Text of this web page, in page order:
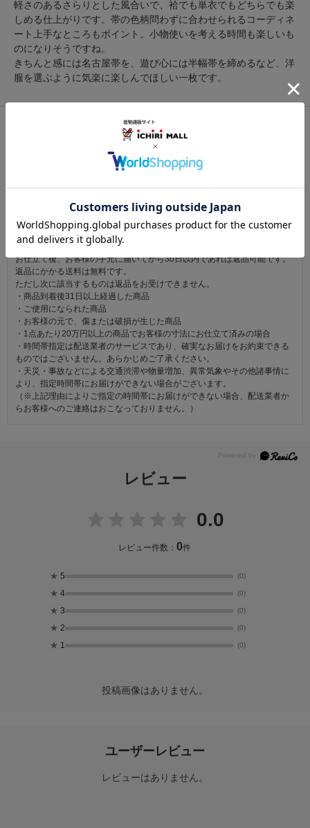
軽さのあるさらりとした風合いで、袷でも単衣でもどちらでも楽
しめる仕上がりです。帯の色柄問わずに合わせられるコーディネ
ート上手なところもポイント。小物使いを考える時間も楽しいも
のになりそうですね。
きちんと感には名古屋帯を、遊び心には半幅帯を締めるなど、洋
服を選ぶように気楽に楽しんでほしい一枚です。
紬（つむぎ） /十日町紬
この商品を見た人は
こちらの商品も見ています
注意事項
お仕立て後、お客様の手元に届いてから30日以内であれば返品可能です。
返品にかかる送料は無料です。
ただし次に該当するものは返品をお受けできません。
・商品到着後31日以上経過した商品
・ご使用になられた商品
・お客様の元で、傷または破損が生じた商品
・1点あたり20万円以上の商品でお客様の寸法にお仕立て済みの場合
・時間帯指定は配送業者のサービスであり、確実なお届けをお約束できる
ものではございません。あらかじめご了承ください。
・天災・事故などによる交通渋滞や物量増加、異常気象やその他諸事情に
より、指定時間帯にお届けができない場合がございます。
（※上記理由によりご指定の時間帯にお届けができない場合、配送業者か
らお客様へのご連絡はおこなっておりません。）
レビュー
0.0
レビュー件数：0件
★ 5 (0)
★ 4 (0)
★ 3 (0)
★ 2 (0)
★ 1 (0)
投稿画像はありません。
ユーザーレビュー
レビューはありません。